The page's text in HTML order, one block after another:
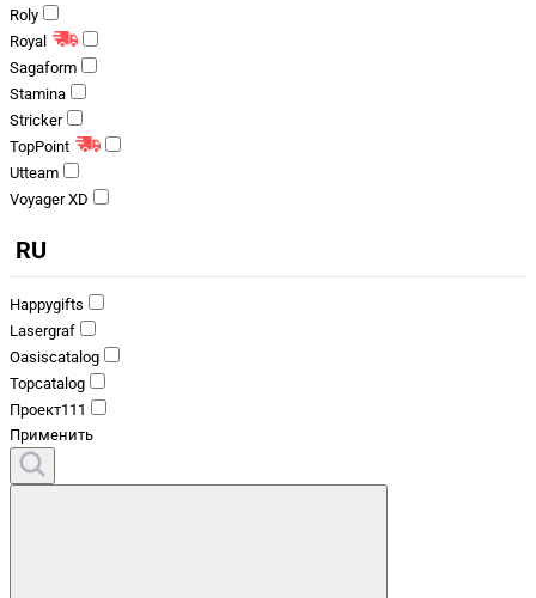
Roly
Royal
Sagaform
Stamina
Stricker
TopPoint
Utteam
Voyager XD
RU
Happygifts
Lasergraf
Oasiscatalog
Topcatalog
Проект111
Применить